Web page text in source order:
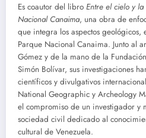
Es coautor del libro Entre el cielo y
Nacional Canaima, una obra de
que integra los aspectos geológicos,
Parque Nacional Canaima. Junto al
Gómez y de la mano de la
Simón Bolívar, sus investigaciones
científicos y divulgativos
National Geographic y Archeology
el compromiso de un investigador y
sociedad civil dedicado al
cultural de Venezuela.